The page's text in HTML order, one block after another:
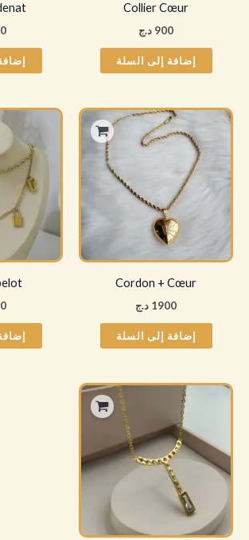
Collier Cœur
900 د.ج
إضافة إلى السلة
Cordon + Cœur
1900 د.ج
إضافة إلى السلة